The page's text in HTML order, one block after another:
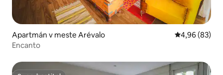
Apartmán v meste Arévalo Priemerné
4,96 (83)
Encanto